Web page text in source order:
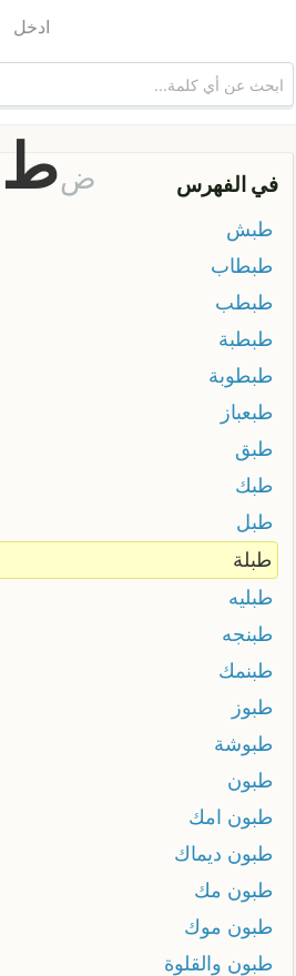
ادخل
في الفهرس ضط
طبش
طبطاب
طبطب
طبطبة
طبطوبة
طبعباز
طبق
طبك
طبل
طبلة
طبليه
طبنجه
طبنمك
طبوز
طبوشة
طبون
طبون امك
طبون ديماك
طبون مك
طبون موك
طبون والقلوة